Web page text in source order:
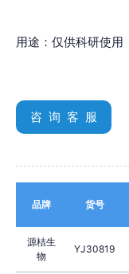
用途：仅供科研使用
咨 询 客 服
品牌 货号
源桔生
物
YJ30819